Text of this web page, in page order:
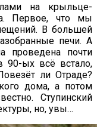
на крыльце-
Первое, что мы
В большей
печи. А
почти
90-ых всё встало,
ли Отраде?
дома, а потом
Ступинский
но, увы…